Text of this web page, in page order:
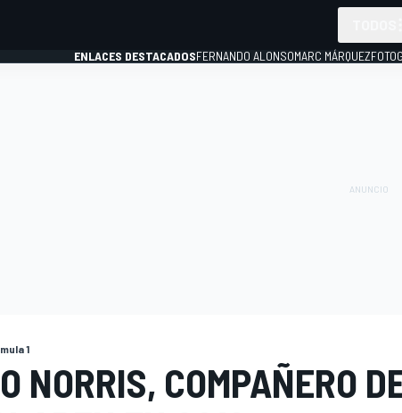
ENLACES DESTACADOSFERNANDO ALONSOMARC MÁRQUEZ
1
NORRIS, COMPAÑERO